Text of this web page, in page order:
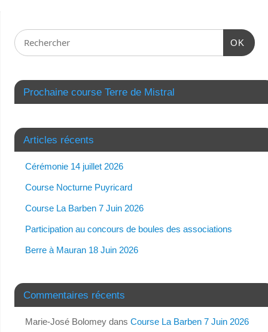
OK
Prochaine course Terre de Mistral
Articles récents
Cérémonie 14 juillet 2026
Course Nocturne Puyricard
Course La Barben 7 Juin 2026
Participation au concours de boules des associations
Berre à Mauran 18 Juin 2026
Commentaires récents
Marie-José Bolomeydans Course La Barben 7 Juin 2026